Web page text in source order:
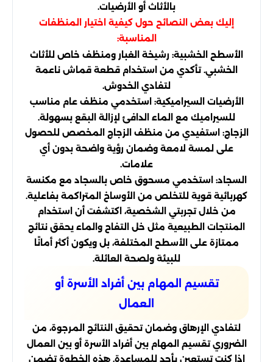
بالأثاث أو الأرضيات.
إليك بعض النصائح حول كيفية اختيار المنظفات
المناسبة:
الأسطح الخشبية: رشيخة الغبار ومنظف خاص للأثاث
الخشبي. تأكدي من استخدام قطعة قماش ناعمة
لتفادي الخدوش.
الأرضيات السيراميكية: استخدمي منظف عام مناسب
للسيراميك مع الماء الدافئ لإزالة البقع بسهولة.
الزجاج: استفيدي من منظف الزجاج المخصص للحصول
على لمسة لامعة وضمان رؤية واضحة بدون أي
علامات.
السجاد: استخدمي مسحوق خاص بالسجاد مع مكنسة
كهربائية قوية للتخلص من الأوساخ المتراكمة بفاعلية.
من خلال تجربتي الشخصية، اكتشفت أن استخدام
المنتجات الطبيعية مثل خل التفاح والماء يحقق نتائج
ممتازة على الأسطح المختلفة، بل ويكون أكثر أمانًا
للبيئة ولصحة العائلة.
تقسيم المهام بين أفراد الأسرة أو
العمال
لتفادي الإرهاق وضمان تحقيق النتائج المرجوة، من
الضروري تقسيم المهام بين أفراد الأسرة أو بين العمال
إذا كنت تستعين بأحد للمساعدة. هذه الخطوة تضمن